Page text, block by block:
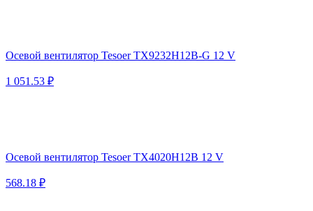
Осевой вентилятор Tesoer TX9232H12B-G 12 V
1 051.53 ₽
Осевой вентилятор Tesoer TX4020H12B 12 V
568.18 ₽